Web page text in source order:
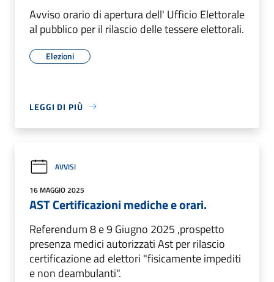
Avviso orario di apertura dell' Ufficio Elettorale
al pubblico per il rilascio delle tessere elettorali.
Elezioni
LEGGI DI PIÙ
AVVISI
16 MAGGIO 2025
AST Certificazioni mediche e orari.
Referendum 8 e 9 Giugno 2025 ,prospetto
presenza medici autorizzati Ast per rilascio
certificazione ad elettori "fisicamente impediti
e non deambulanti".